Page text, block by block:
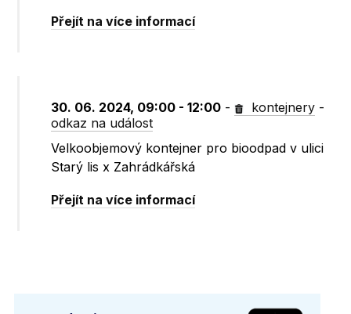
Přejít na více informací
30. 06. 2024, 09:00 - 12:00 - kontejnery -
odkaz na událost
Velkoobjemový kontejner pro bioodpad v ulici
Starý lis x Zahrádkářská
Přejít na více informací